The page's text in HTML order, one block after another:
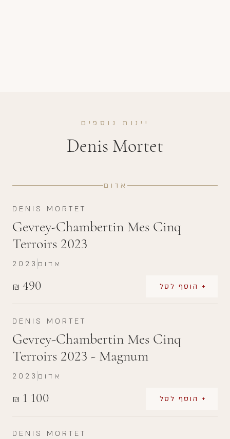
יינות נוספים
Denis Mortet
אדום
DENIS MORTET
Gevrey-Chambertin Mes Cinq
Terroirs 2023
₪ 490 + הוסף לסל
2023 אדום
DENIS MORTET
Gevrey-Chambertin Mes Cinq
Terroirs 2023 - Magnum
₪ 1 100 + הוסף לסל
2023 אדום
DENIS MORTET